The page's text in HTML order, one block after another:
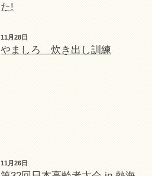
た!
11月28日
やましろ 炊き出し訓練
11月26日